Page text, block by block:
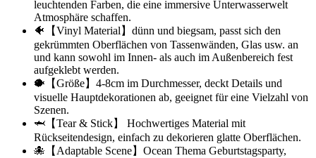
leuchtenden Farben, die eine immersive Unterwasserwelt
Atmosphäre schaffen.
🐠【Vinyl Material】dünn und biegsam, passt sich den
gekrümmten Oberflächen von Tassenwänden, Glas usw. an
und kann sowohl im Innen- als auch im Außenbereich fest
aufgeklebt werden.
🐡【Größe】4-8cm im Durchmesser, deckt Details und
visuelle Hauptdekorationen ab, geeignet für eine Vielzahl von
Szenen.
🦈【Tear & Stick】 Hochwertiges Material mit
Rückseitendesign, einfach zu dekorieren glatte Oberflächen.
🐙【Adaptable Scene】Ocean Thema Geburtstagsparty,